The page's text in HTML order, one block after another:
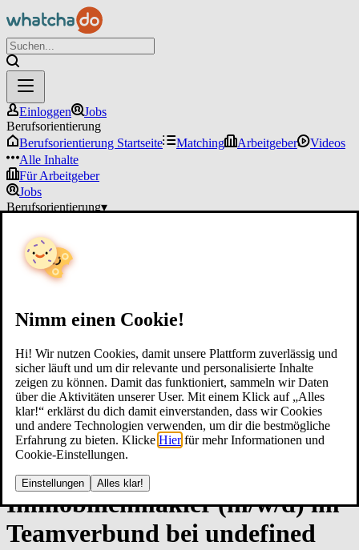
Nimm einen Cookie!
Hi! Wir nutzen Cookies, damit unsere Plattform zuverlässig und
sicher läuft und um dir relevante und personalisierte Inhalte
zeigen zu können. Damit das funktioniert, sammeln wir Daten
über die Aktivitäten unserer User. Mit einem Klick auf „Alles
klar!“ erklärst du dich damit einverstanden, dass wir Cookies
und andere Technologien verwenden, um dir die bestmögliche
Erfahrung zu bieten. Klicke Hier für mehr Informationen und
Cookie-Einstellungen.
Einstellungen Alles klar!
Einloggen
Jobs
Berufsorientierung
Berufsorientierung Startseite
Matching Arbeitgeber
Videos
Alle Inhalte
Für Arbeitgeber
Jobs
Berufsorientierung▾
Im­mo­bi­li­en­mak­ler (m/w/d) im
­Team­ver­bun­d bei un­de­fi­ned